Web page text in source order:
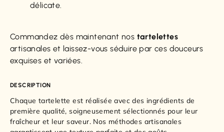
délicate.
Commandez dès maintenant nos tartelettes
artisanales et laissez-vous séduire par ces douceurs
exquises et variées.
DESCRIPTION
Chaque tartelette est réalisée avec des ingrédients de
première qualité, soigneusement sélectionnés pour leur
fraîcheur et leur saveur. Nos méthodes artisanales